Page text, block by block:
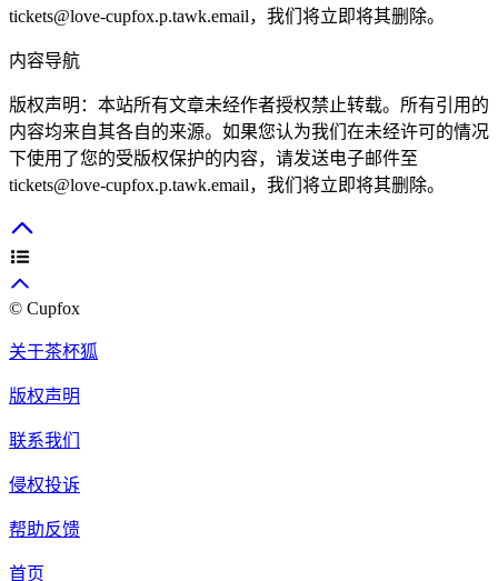
tickets@love-cupfox.p.tawk.email，我们将立即将其删除。
内容导航
版权声明：本站所有文章未经作者授权禁止转载。所有引用的
内容均来自其各自的来源。如果您认为我们在未经许可的情况
下使用了您的受版权保护的内容，请发送电子邮件至
tickets@love-cupfox.p.tawk.email，我们将立即将其删除。
© Cupfox
关于茶杯狐
版权声明
联系我们
侵权投诉
帮助反馈
首页